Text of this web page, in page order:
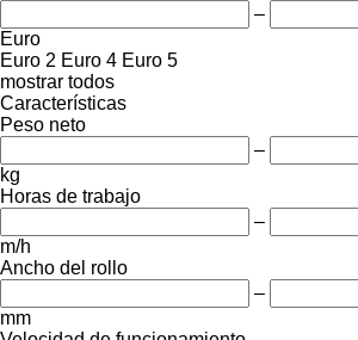
–
Euro
Euro 2 Euro 4 Euro 5
mostrar todos
Características
Peso neto
–
kg
Horas de trabajo
–
m/h
Ancho del rollo
–
mm